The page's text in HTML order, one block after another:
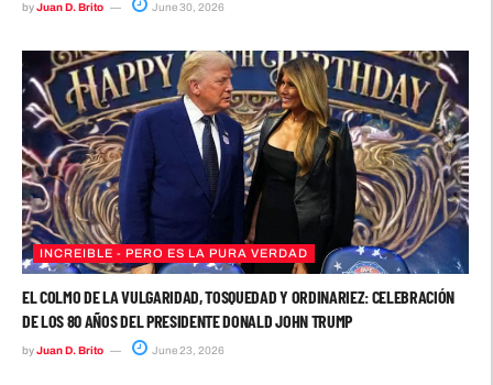
byJuan D. Brito June 30, 2026
INCREIBLE - PERO ES LA PURA VERDAD
EL COLMO DE LA VULGARIDAD, TOSQUEDAD Y ORDINARIEZ: CELEBRACIÓN
DE LOS 80 AÑOS DEL PRESIDENTE DONALD JOHN TRUMP
byJuan D. Brito June 23, 2026